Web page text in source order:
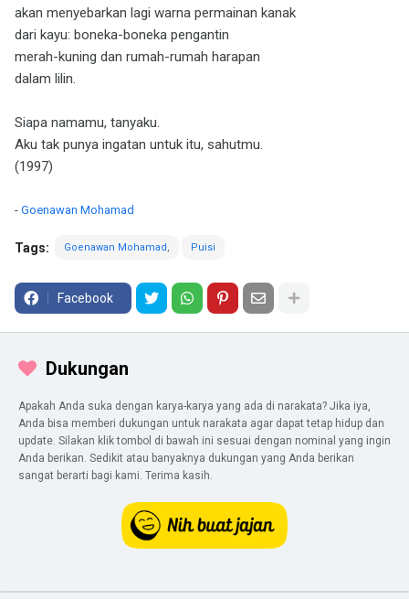
akan menyebarkan lagi warna permainan kanak
dari kayu: boneka-boneka pengantin
merah-kuning dan rumah-rumah harapan
dalam lilin.
Siapa namamu, tanyaku.
Aku tak punya ingatan untuk itu, sahutmu.
(1997)
- Goenawan Mohamad
Tags: Goenawan Mohamad Puisi
Facebook
Dukungan
Apakah Anda suka dengan karya-karya yang ada di narakata? Jika iya,
Anda bisa memberi dukungan untuk narakata agar dapat tetap hidup dan
update. Silakan klik tombol di bawah ini sesuai dengan nominal yang ingin
Anda berikan. Sedikit atau banyaknya dukungan yang Anda berikan
sangat berarti bagi kami. Terima kasih.